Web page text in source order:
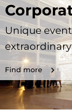
Unique
Find more